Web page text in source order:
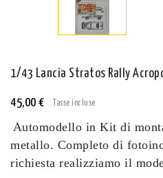
1/43 Lancia Stratos Rally
45,00 € Tasse incluse
Automodello in Kit di
metallo. Completo di
richiesta realizziamo il